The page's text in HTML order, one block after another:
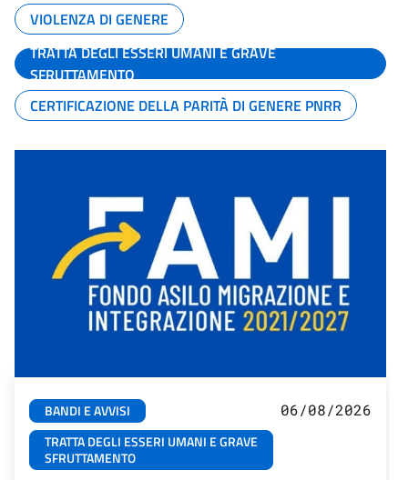
VIOLENZA DI GENERE
TRATTA DEGLI ESSERI UMANI E GRAVE
SFRUTTAMENTO
CERTIFICAZIONE DELLA PARITÀ DI GENERE PNRR
BANDI E AVVISI
TRATTA DEGLI ESSERI UMANI E GRAVE
SFRUTTAMENTO
06/08/2026